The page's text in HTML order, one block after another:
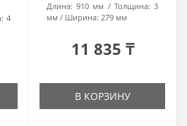
4
Длина: 910 мм Толщина: 3
мм
Ширина: 279 мм
11 835 ₸
В КОРЗИНУ